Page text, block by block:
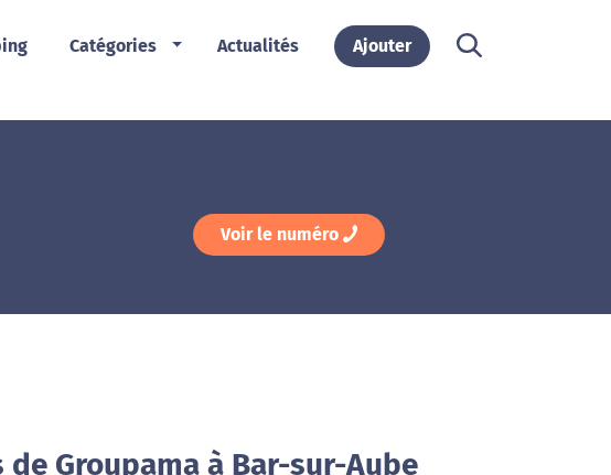
Catégories Actualités Ajouter
Voir le numéro
de Groupama à Bar-sur-Aube